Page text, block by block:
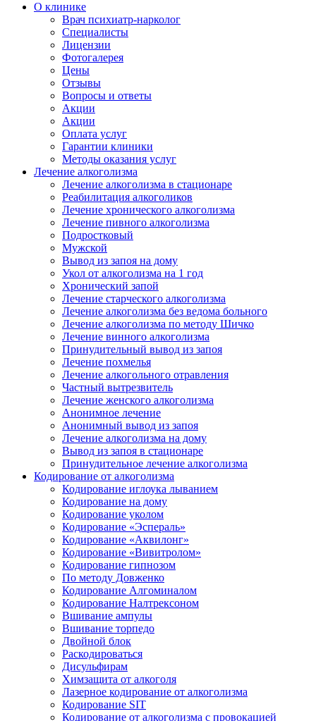
О клинике
Врач психиатр-нарколог
Специалисты
Лицензии
Фотогалерея
Цены
Отзывы
Вопросы и ответы
Акции
Акции
Оплата услуг
Гарантии клиники
Методы оказания услуг
Лечение алкоголизма
Лечение алкоголизма в стационаре
Реабилитация алкоголиков
Лечение хронического алкоголизма
Лечение пивного алкоголизма
Подростковый
Мужской
Вывод из запоя на дому
Укол от алкоголизма на 1 год
Хронический запой
Лечение старческого алкоголизма
Лечение алкоголизма без ведома больного
Лечение алкоголизма по методу Шичко
Лечение винного алкоголизма
Принудительный вывод из запоя
Лечение похмелья
Лечение алкогольного отравления
Частный вытрезвитель
Лечение женского алкоголизма
Анонимное лечение
Анонимный вывод из запоя
Лечение алкоголизма на дому
Вывод из запоя в стационаре
Принудительное лечение алкоголизма
Кодирование от алкоголизма
Кодирование иглоука лыванием
Кодирование на дому
Кодирование уколом
Кодирование «Эспераль»
Кодирование «Аквилонг»
Кодирование «Вивитролом»
Кодирование гипнозом
По методу Довженко
Кодирование Алгоминалом
Кодирование Налтрексоном
Вшивание ампулы
Вшивание торпедо
Двойной блок
Раскодироваться
Дисульфирам
Химзащита от алкоголя
Лазерное кодирование от алкоголизма
Кодирование SIT
Кодирование от алкоголизма с провокацией